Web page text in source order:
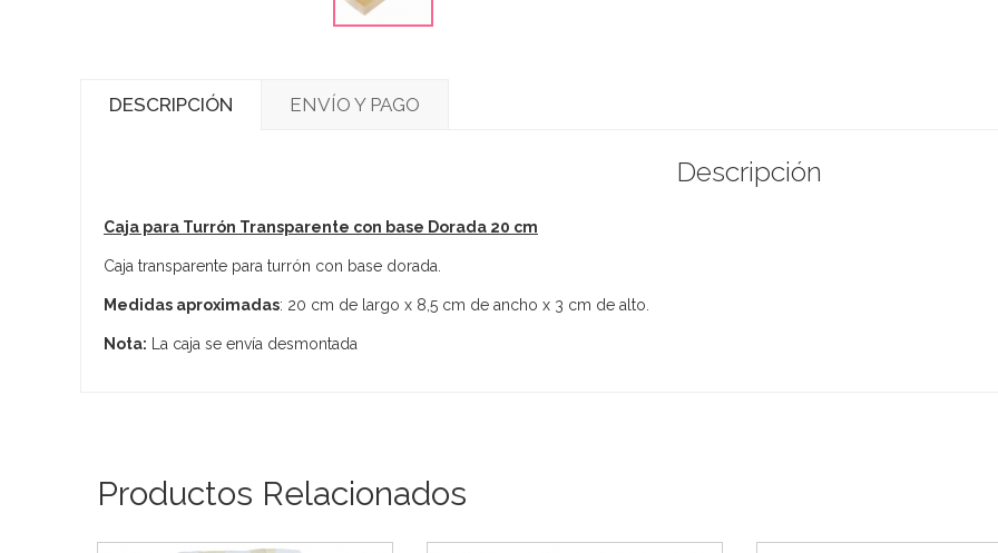
DESCRIPCIÓN ENVÍO Y PAGO
Descripción
Caja para Turrón Transparente con base Dorada 20 cm
Caja transparente para turrón con base dorada.
Medidas aproximadas: 20 cm de largo x 8,5 cm de ancho x 3 cm de alto.
Nota: La caja se envía desmontada
Productos Relacionados